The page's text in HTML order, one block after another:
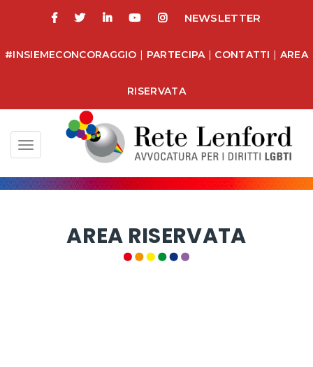
NEWSLETTER
#INSIEMECONCORAGGIO | PARTECIPA | CONTATTI | AREA
RISERVATA
Toggle
navigation
AREA RISERVATA